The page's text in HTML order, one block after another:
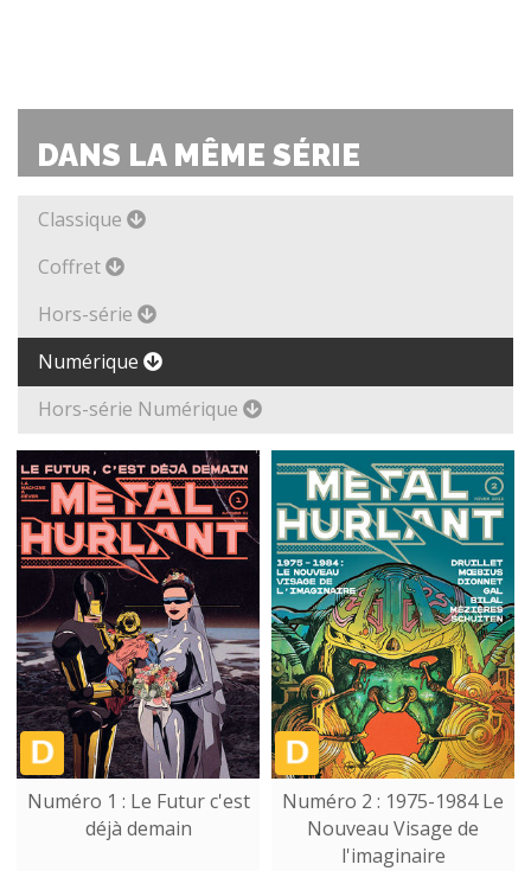
DANS LA MÊME SÉRIE
Classique
Coffret
Hors-série
Numérique
Hors-série Numérique
Numéro 1 : Le Futur c'est
déjà demain
Numéro 2 : 1975-1984 Le
Nouveau Visage de
l'imaginaire